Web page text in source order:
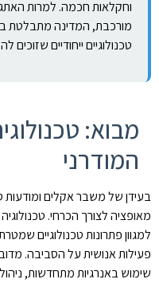
וחקלאות חכמה. למרות
מורכבת, המדינה מתבלטת
טכנולוגיים ייחודיים שזוכים
מבוא:
המודרני
בעידן של משבר אקלים ומודעות
מאופציה לצורך הכרחי.
למגוון פתרונות טכנולוגיים
פעילות אנושית על הסביבה.
שימוש באנרגיות מתחדשות,